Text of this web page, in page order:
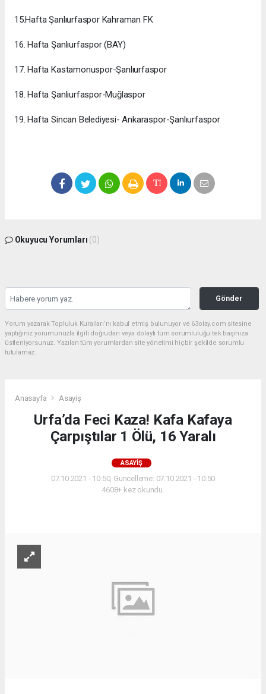
15.Hafta Şanlıurfaspor Kahraman FK
16. Hafta Şanlıurfaspor (BAY)
17. Hafta Kastamonuspor-Şanlıurfaspor
18. Hafta Şanlıurfaspor-Muğlaspor
19. Hafta Sincan Belediyesi- Ankaraspor-Şanlıurfaspor
Okuyucu Yorumları (0)
Gönder
Yorum yazarak Topluluk Kuralları’nı kabul etmiş bulunuyor ve 63olay.com sitesine
yaptığınız yorumunuzla ilgili doğrudan veya dolaylı tüm sorumluluğu tek başınıza
üstleniyorsunuz. Yazılan tüm yorumlardan site yönetimi hiçbir şekilde sorumlu
tutulamaz.
Anasayfa Asayiş
Urfa’da Feci Kaza! Kafa Kafaya
Çarpıştılar 1 Ölü, 16 Yaralı
ASAYIŞ
07.10.2021 - 10:50, Güncelleme: 07.10.2021 - 10:50
4608+ kez okundu.